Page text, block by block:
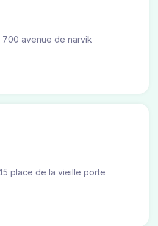
avenue de narvik
place de la vieille porte